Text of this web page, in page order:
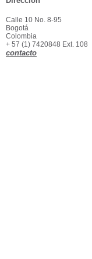
Calle 10 No. 8-95
Bogotá
Colombia
+ 57 (1) 7420848 Ext. 108
contacto